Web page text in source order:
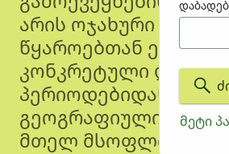
არის ოჯახური ხეები,
წყაროებთან ერთად,
კონკრეტული დროის
პერიოდებიდან და
გეოგრაფიული
მთელ მსოფლიოში.
ᲛᲔᲢᲘ